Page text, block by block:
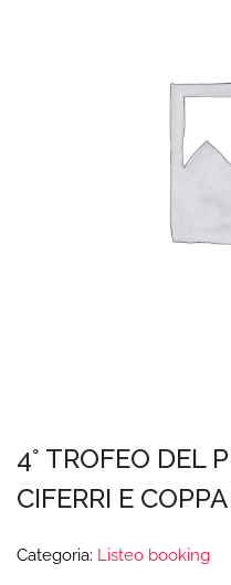
4° TROFEO DEL
CIFERRI E
Categoria: Listeo booking